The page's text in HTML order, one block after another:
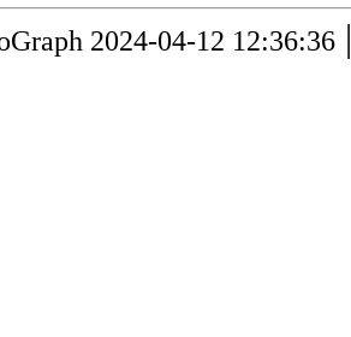
2024-04-12 12:36:36